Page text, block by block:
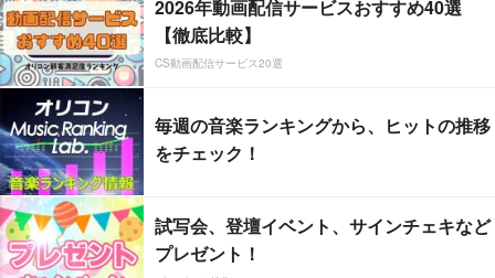
2026年動画配信サービスおすすめ40選
【徹底比較】
CS動画配信サービス20選
毎週の音楽ランキングから、ヒットの推移
をチェック！
試写会、登壇イベント、サインチェキなど
プレゼント！